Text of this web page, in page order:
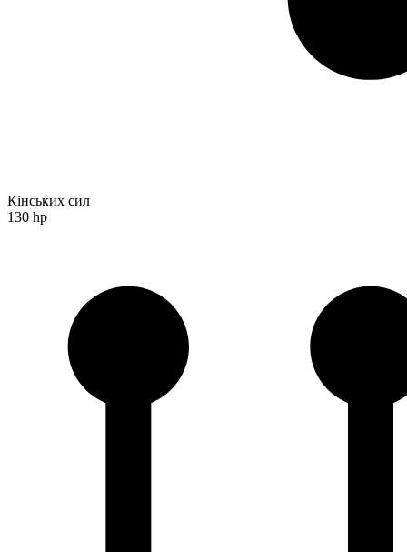
Кінських сил
130 hp